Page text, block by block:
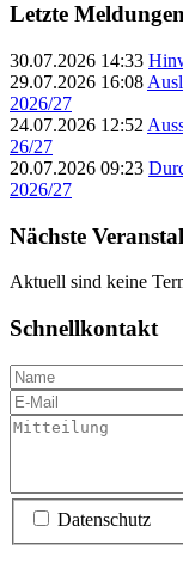
Letzte Meldungen
30.07.2026 14:33
29.07.2026 16:08
2026/27
24.07.2026 12:52
26/27
20.07.2026 09:23
2026/27
Nächste
Aktuell sind keine
Schnellkontakt
Datenschutz